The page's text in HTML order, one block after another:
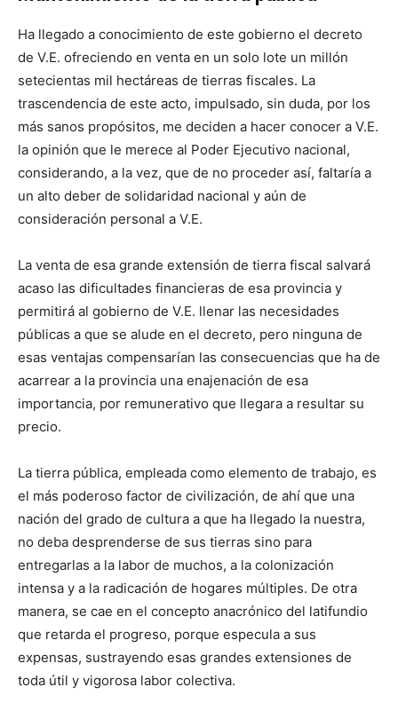
Ha llegado a conocimiento de este gobierno el decreto
de V.E. ofreciendo en venta en un solo lote un millón
setecientas mil hectáreas de tierras fiscales. La
trascendencia de este acto, impulsado, sin duda, por los
más sanos propósitos, me deciden a hacer conocer a V.E.
la opinión que le merece al Poder Ejecutivo nacional,
considerando, a la vez, que de no proceder así, faltaría a
un alto deber de solidaridad nacional y aún de
consideración personal a V.E.
La venta de esa grande extensión de tierra fiscal salvará
acaso las dificultades financieras de esa provincia y
permitirá al gobierno de V.E. llenar las necesidades
públicas a que se alude en el decreto, pero ninguna de
esas ventajas compensarían las consecuencias que ha de
acarrear a la provincia una enajenación de esa
importancia, por remunerativo que llegara a resultar su
precio.
La tierra pública, empleada como elemento de trabajo, es
el más poderoso factor de civilización, de ahí que una
nación del grado de cultura a que ha llegado la nuestra,
no deba desprenderse de sus tierras sino para
entregarlas a la labor de muchos, a la colonización
intensa y a la radicación de hogares múltiples. De otra
manera, se cae en el concepto anacrónico del latifundio
que retarda el progreso, porque especula a sus
expensas, sustrayendo esas grandes extensiones de
toda útil y vigorosa labor colectiva.